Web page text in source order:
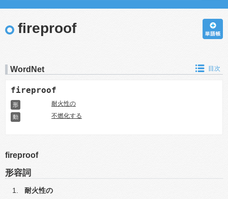
fireproof
WordNet 目次
fireproof
形 耐火性の
動 不燃化する
fireproof
形容詞
耐火性の